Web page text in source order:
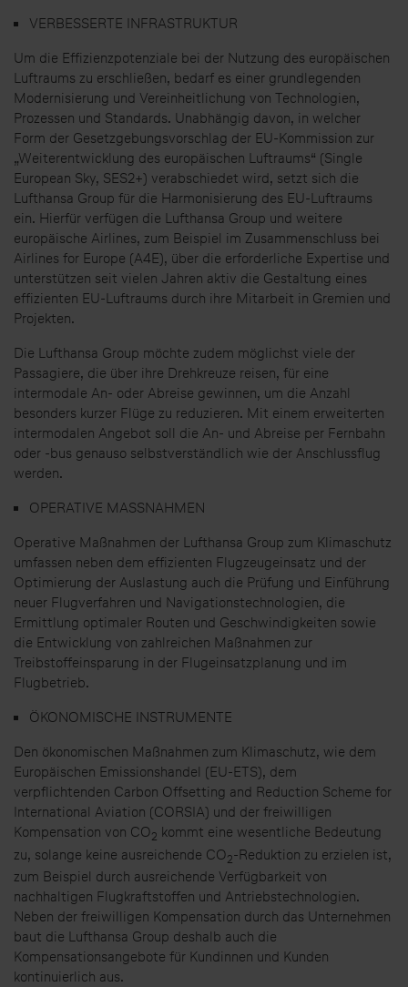
VERBESSERTE INFRASTRUKTUR
Um die Effizienzpotenziale bei der Nutzung des europäischen
Luftraums zu erschließen, bedarf es einer grundlegenden
Modernisierung und Vereinheitlichung von Technologien,
Prozessen und Standards. Unabhängig davon, in welcher
Form der Gesetzgebungsvorschlag der EU-Kommission zur
„Weiterentwicklung des europäischen Luftraums“ (Single
European Sky, SES2+) verabschiedet wird, setzt sich die
Lufthansa Group für die Harmonisierung des EU-Luftraums
ein. Hierfür verfügen die Lufthansa Group und weitere
europäische Airlines, zum Beispiel im Zusammenschluss bei
Airlines for Europe (A4E), über die erforderliche Expertise und
unterstützen seit vielen Jahren aktiv die Gestaltung eines
effizienten EU-Luftraums durch ihre Mitarbeit in Gremien und
Projekten.
Die Lufthansa Group möchte zudem möglichst viele der
Passagiere, die über ihre Drehkreuze reisen, für eine
intermodale An- oder Abreise gewinnen, um die Anzahl
besonders kurzer Flüge zu reduzieren. Mit einem erweiterten
intermodalen Angebot soll die An- und Abreise per Fernbahn
oder -bus genauso selbstverständlich wie der Anschlussflug
werden.
OPERATIVE MASSNAHMEN
Operative Maßnahmen der Lufthansa Group zum Klimaschutz
umfassen neben dem effizienten Flugzeugeinsatz und der
Optimierung der Auslastung auch die Prüfung und Einführung
neuer Flugverfahren und Navigationstechnologien, die
Ermittlung optimaler Routen und Geschwindigkeiten sowie
die Entwicklung von zahlreichen Maßnahmen zur
Treibstoffeinsparung in der Flugeinsatzplanung und im
Flugbetrieb.
ÖKONOMISCHE INSTRUMENTE
Den ökonomischen Maßnahmen zum Klimaschutz, wie dem
Europäischen Emissionshandel (EU-ETS), dem
verpflichtenden Carbon Offsetting and Reduction Scheme for
International Aviation (CORSIA) und der freiwilligen
Kompensation von CO2 kommt eine wesentliche Bedeutung
zu, solange keine ausreichende CO2-Reduktion zu erzielen ist,
zum Beispiel durch ausreichende Verfügbarkeit von
nachhaltigen Flugkraftstoffen und Antriebstechnologien.
Neben der freiwilligen Kompensation durch das Unternehmen
baut die Lufthansa Group deshalb auch die
Kompensationsangebote für Kundinnen und Kunden
kontinuierlich aus.